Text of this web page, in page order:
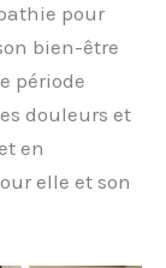
pour
bien-être
période
douleurs et
en
elle et son